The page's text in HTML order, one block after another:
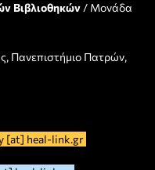
Βιβλιοθηκών / Μονάδα
Πανεπιστήμιο Πατρών,
[at] heal-link.gr